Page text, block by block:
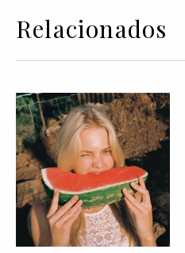
Relacionados